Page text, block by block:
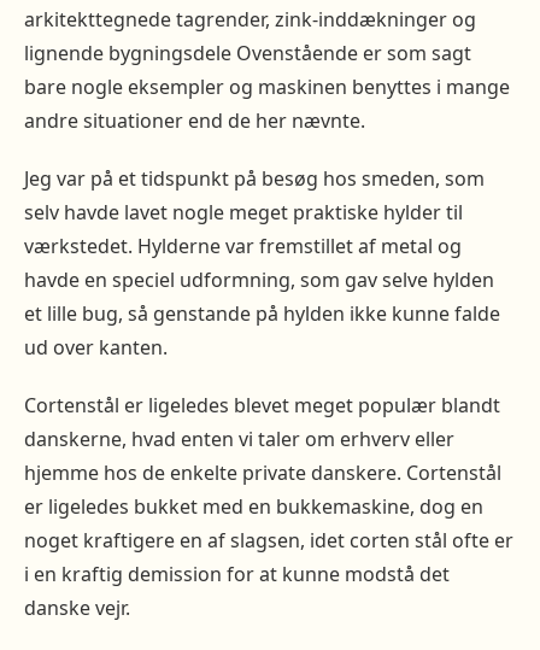
arkitekttegnede tagrender, zink-inddækninger og
lignende bygningsdele Ovenstående er som sagt
bare nogle eksempler og maskinen benyttes i mange
andre situationer end de her nævnte.
Jeg var på et tidspunkt på besøg hos smeden, som
selv havde lavet nogle meget praktiske hylder til
værkstedet. Hylderne var fremstillet af metal og
havde en speciel udformning, som gav selve hylden
et lille bug, så genstande på hylden ikke kunne falde
ud over kanten.
Cortenstål er ligeledes blevet meget populær blandt
danskerne, hvad enten vi taler om erhverv eller
hjemme hos de enkelte private danskere. Cortenstål
er ligeledes bukket med en bukkemaskine, dog en
noget kraftigere en af slagsen, idet corten stål ofte er
i en kraftig demission for at kunne modstå det
danske vejr.